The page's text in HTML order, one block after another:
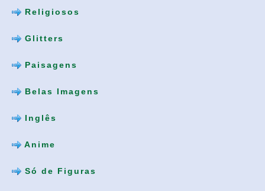
Religiosos
Glitters
Paisagens
Belas Imagens
Inglês
Anime
Só de Figuras